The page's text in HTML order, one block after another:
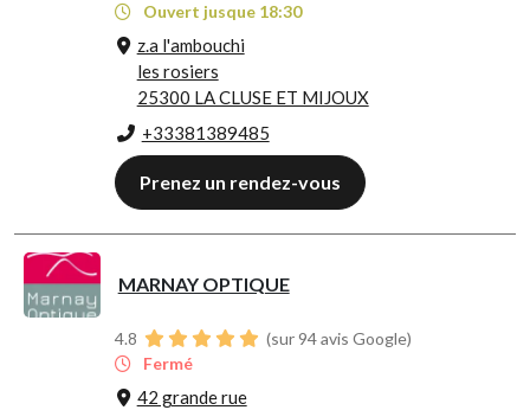
Ouvert jusque 18:30
z.a l'ambouchi
les rosiers
25300 LA CLUSE ET MIJOUX
+33381389485
Prenez un rendez-vous
MARNAY OPTIQUE
4.8
(sur 94 avis Google)
Fermé
42 grande rue